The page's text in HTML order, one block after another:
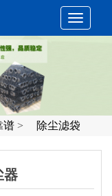
切
导
谱 > 除尘滤袋
器